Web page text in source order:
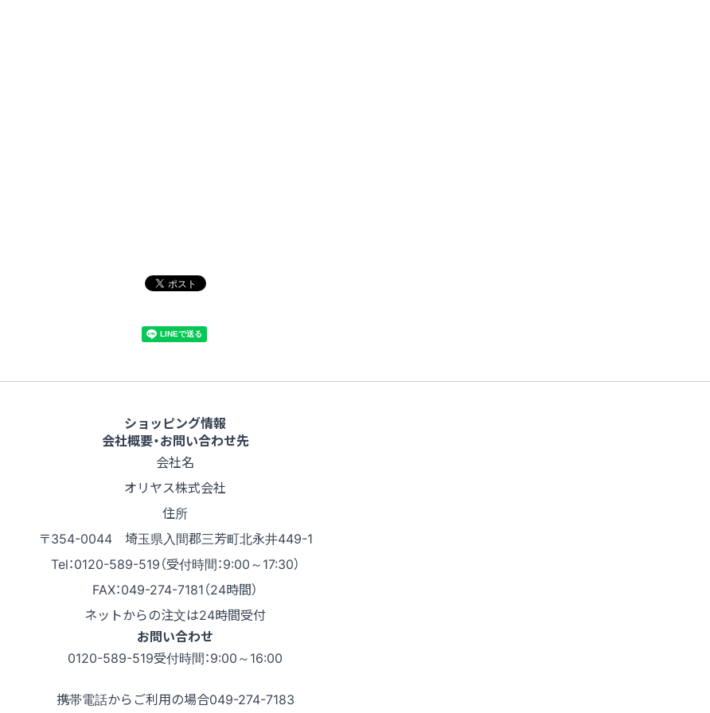
ショッピング情報
会社概要・お問い合わせ先
会社名
オリヤス株式会社
住所
〒354-0044 埼玉県入間郡三芳町北永井449-1
Tel：0120-589-519（受付時間：9:00～17:30）
FAX：049-274-7181（24時間）
ネットからの注文は24時間受付
お問い合わせ
0120-589-519受付時間：9:00～16:00
携帯電話からご利用の場合049-274-7183